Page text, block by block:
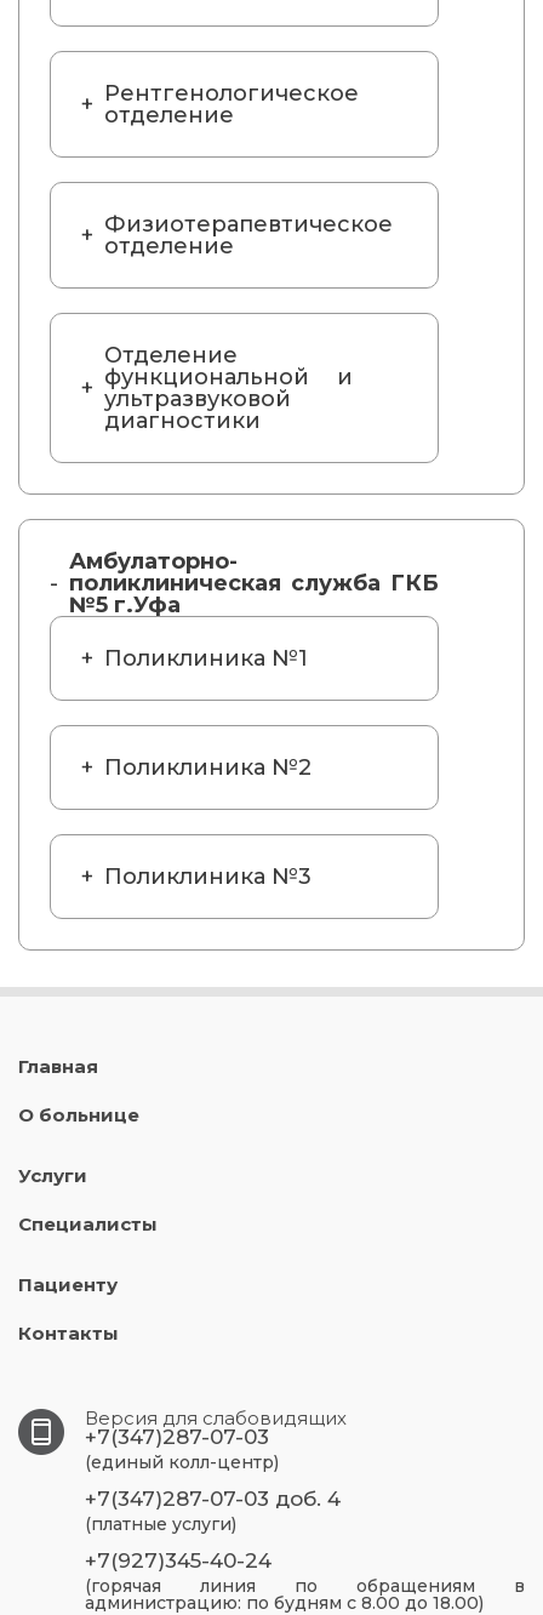
Рентгенологическое
отделение
Физиотерапевтическое
отделение
Отделение
функциональной и
ультразвуковой
диагностики
Амбулаторно-
поликлиническая служба ГКБ
№5 г.Уфа
Поликлиника №1
Поликлиника №2
Поликлиника №3
Главная
О больнице
Услуги
Специалисты
Пациенту
Контакты
Версия для слабовидящих
+7(347)287-07-03
(единый колл-центр)
+7(347)287-07-03 доб. 4
(платные услуги)
+7(927)345-40-24
(горячая линия по обращениям в
администрацию: по будням с 8.00 до 18.00)